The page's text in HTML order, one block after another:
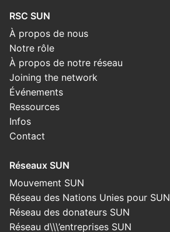
RSC SUN
À propos de nous
Notre rôle
À propos de notre réseau
Joining the network
Événements
Ressources
Infos
Contact
Réseaux SUN
Mouvement SUN
Réseau des Nations Unies pour SUN
Réseau des donateurs SUN
Réseau d\\\’entreprises SUN